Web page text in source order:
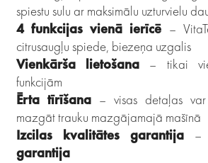
spiestu sulu ar maksimālu uzturvielu
4 funkcijas vienā ierīcē –
citrusaugļu spiede, biezeņa uzgalis
Vienkārša lietošana – tikai
funkcijām
Ērta tīrīšana – visas detaļas
mazgāt trauku mazgājamajā mašīnā
Izcilas kvalitātes garantija
garantija